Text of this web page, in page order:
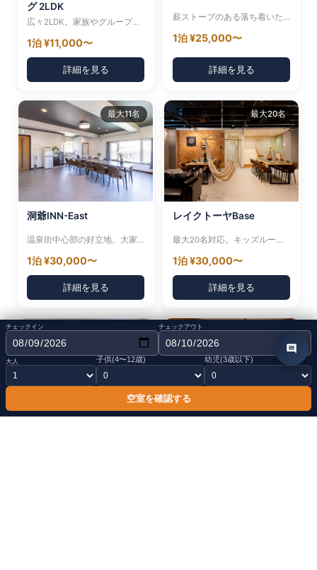
チェックイン チェックアウト
大人 子供(4〜12歳) 幼児(3歳以下)
空室を確認する
グ 2LDK
広々2LDK。家族やグループに快適な空間
1泊 ¥11,000〜
詳細を見る
薪ストーブのある落ち着いた空間
1泊 ¥25,000〜
詳細を見る
最大11名
洞爺INN-East
温泉街中心部の好立地。大家族やグループに最適
1泊 ¥30,000〜
詳細を見る
最大20名
レイクトーヤBase
最大20名対応。キッズルームやハンモック完備
1泊 ¥30,000〜
詳細を見る
最大4名 最大11名